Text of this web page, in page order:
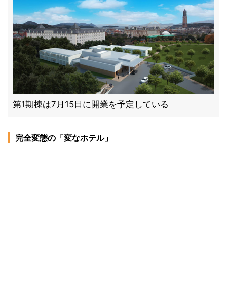
第1期棟は7月15日に開業を予定している
完全変態の「変なホテル」